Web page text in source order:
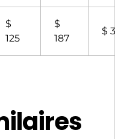
$
125
$
187
$